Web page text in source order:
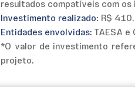
resultados compatíveis com os
Investimento realizado: R$
Entidades envolvidas: TAESA e
*O valor de investimento
projeto.